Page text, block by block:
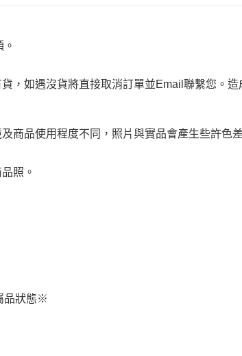
，如遇沒貨將直接取消訂單並Email聯繫您。造
商品使用程度不同，照片與實品會產生些許色差
照。
品狀態※